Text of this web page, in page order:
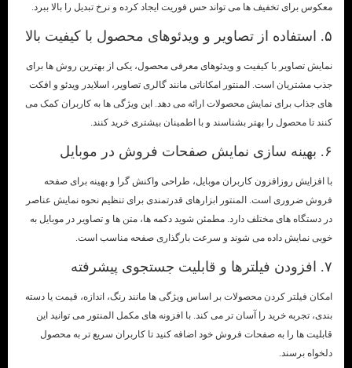
معکوس برای تخفیف ها می تواند حس فوریت ایجاد کرده و نرخ تبدیل را بالا ببرد.
نمایش تصاویر با کیفیت و ویدئوهای معرفی محصول، یکی از بهترین روش ها برای
جذب مشتریان است. المنتور امکاناتی مانند گالری تصاویر، اسلایدر ویدئو و افکت
های جذاب برای نمایش محصولات ارائه می دهد. این ویژگی ها به کاربران کمک می
کنند تا محصول را بهتر بشناسند و با اطمینان بیشتری خرید کنند.
با افزایش روزافزون کاربران موبایل، طراحی واکنش گرا و بهینه برای صفحه
فروش ضروری است. المنتور ابزارهای قدرتمندی برای تنظیم نحوه نمایش عناصر
در دستگاه های مختلف دارد. مطمئن شوید دکمه ها، متن ها و تصاویر در موبایل به
خوبی نمایش داده می شوند و سرعت بارگذاری صفحه مناسب است.
امکان فیلتر کردن محصولات بر اساس ویژگی ها مانند رنگ، اندازه، قیمت یا دسته
بندی، تجربه خرید را آسان تر می کند. با افزونه های مکمل المنتور می توانید این
قابلیت ها را به صفحات فروش خود اضافه کنید تا کاربران سریع تر به محصول
دلخواه برسند.